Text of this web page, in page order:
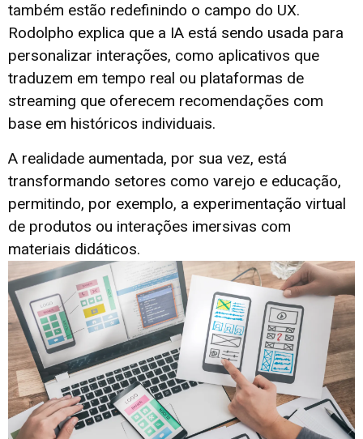
também estão redefinindo o campo do UX.
Rodolpho explica que a IA está sendo usada para
personalizar interações, como aplicativos que
traduzem em tempo real ou plataformas de
streaming que oferecem recomendações com
base em históricos individuais.
A realidade aumentada, por sua vez, está
transformando setores como varejo e educação,
permitindo, por exemplo, a experimentação virtual
de produtos ou interações imersivas com
materiais didáticos.